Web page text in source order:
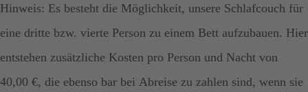
Hinweis: Es besteht die Möglichkeit, unsere Schlafcouch für
eine dritte bzw. vierte Person zu einem Bett aufzubauen. Hier
entstehen zusätzliche Kosten pro Person und Nacht von
40,00 €, die ebenso bar bei Abreise zu zahlen sind, wenn sie